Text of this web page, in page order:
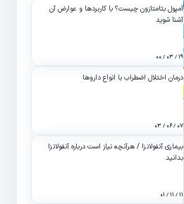
آمپول بتامتازون چیست؟ با کاربردها و عوارض آن
آشنا شوید
۱۹ / ۰۳ / ۰۰
درمان اختلال اضطراب با انواع داروها
۰۷ / ۰۶ / ۰۳
بیماری آنفولانزا / هرآنچه نیاز است درباره آنفولانزا
بدانید
۱۱ / ۱۱ / ۰۱